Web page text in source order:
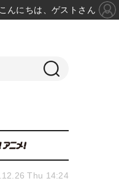
Thu 14:24
こんにちは、ゲストさん